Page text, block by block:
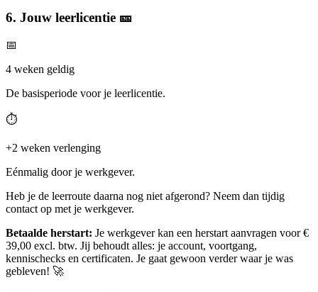
6. Jouw leerlicentie 🎫
📅
4 weken geldig
De basisperiode voor je leerlicentie.
⏱️
+2 weken verlenging
Eénmalig door je werkgever.
Heb je de leerroute daarna nog niet afgerond? Neem dan tijdig
contact op met je werkgever.
Betaalde herstart: Je werkgever kan een herstart aanvragen voor €
39,00 excl. btw. Jij behoudt alles: je account, voortgang,
kennischecks en certificaten. Je gaat gewoon verder waar je was
gebleven! 🚀